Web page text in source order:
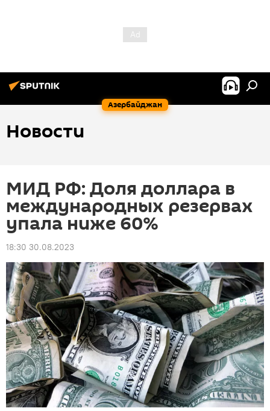
Азербайджан
Новости
МИД РФ: Доля доллара в
международных резервах
упала ниже 60%
18:30 30.08.2023